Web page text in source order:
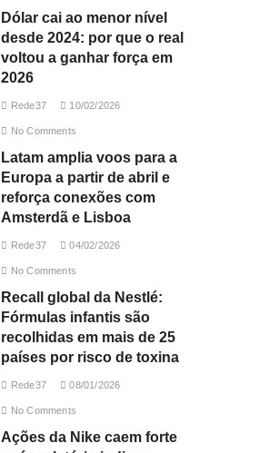
Dólar cai ao menor nível
desde 2024: por que o real
voltou a ganhar força em
2026
Rede37 10/02/2026
No Comments
Latam amplia voos para a
Europa a partir de abril e
reforça conexões com
Amsterdã e Lisboa
Rede37 04/02/2026
No Comments
Recall global da Nestlé:
Fórmulas infantis são
recolhidas em mais de 25
países por risco de toxina
Rede37 08/01/2026
No Comments
Ações da Nike caem forte